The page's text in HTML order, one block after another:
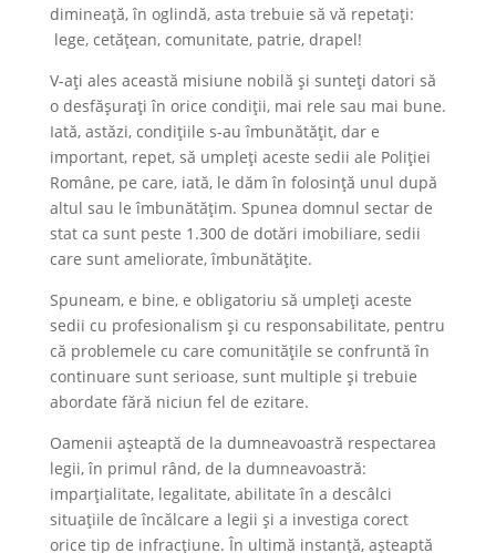
dimineață, în oglindă, asta trebuie să vă repetați:
lege, cetățean, comunitate, patrie, drapel!
V-ați ales această misiune nobilă și sunteți datori să
o desfășurați în orice condiții, mai rele sau mai bune.
Iată, astăzi, condițiile s-au îmbunătățit, dar e
important, repet, să umpleți aceste sedii ale Poliției
Române, pe care, iată, le dăm în folosință unul după
altul sau le îmbunătățim. Spunea domnul sectar de
stat ca sunt peste 1.300 de dotări imobiliare, sedii
care sunt ameliorate, îmbunătățite.
Spuneam, e bine, e obligatoriu să umpleți aceste
sedii cu profesionalism și cu responsabilitate, pentru
că problemele cu care comunitățile se confruntă în
continuare sunt serioase, sunt multiple și trebuie
abordate fără niciun fel de ezitare.
Oamenii așteaptă de la dumneavoastră respectarea
legii, în primul rând, de la dumneavoastră:
imparțialitate, legalitate, abilitate în a descâlci
situațiile de încălcare a legii și a investiga corect
orice tip de infracțiune. În ultimă instanță, așteaptă